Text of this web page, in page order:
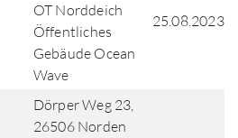
OT Norddeich
Öffentliches
Gebäude Ocean
Wave
25.08.2023
Dörper Weg 23,
26506 Norden